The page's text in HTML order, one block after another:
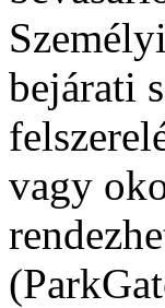
bejárati
vagy